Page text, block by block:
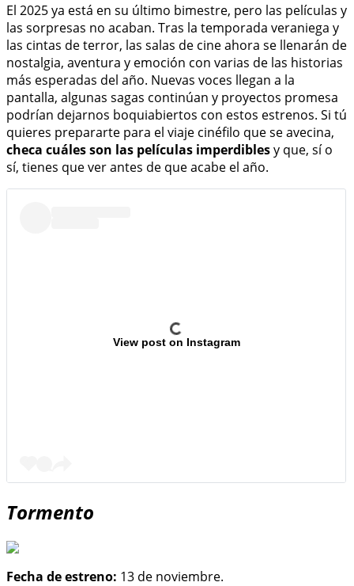
El 2025 ya está en su último bimestre, pero las películas y
las sorpresas no acaban. Tras la temporada veraniega y
las cintas de terror, las salas de cine ahora se llenarán de
nostalgia, aventura y emoción con varias de las historias
más esperadas del año. Nuevas voces llegan a la
pantalla, algunas sagas continúan y proyectos promesa
podrían dejarnos boquiabiertos con estos estrenos. Si tú
quieres prepararte para el viaje cinéfilo que se avecina,
checa cuáles son las películas imperdiblesy que, sí o
sí, tienes que ver antes de que acabe el año.
View post on Instagram
Tormento
Fecha de estreno: 13 de noviembre.